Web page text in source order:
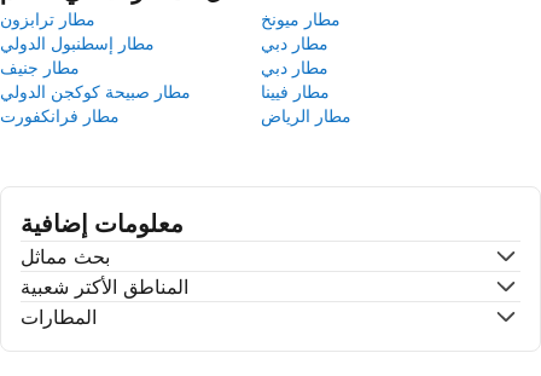
مطار ترابزون
مطار ميونخ
مطار إسطنبول الدولي
مطار دبي
مطار جنيف
مطار دبي
مطار صبيحة كوكجن الدولي
مطار فيينا
مطار فرانكفورت
مطار الرياض
معلومات إضافية
بحث مماثل
المناطق الأكتر شعبية
المطارات